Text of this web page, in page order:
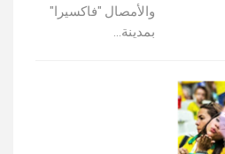
والأمصال "فاكسيرا"
بمدينة…